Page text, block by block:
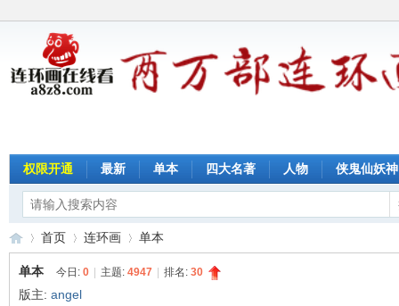
权限开通 最新 单本 四大名著 人物 侠鬼仙妖神
首页 连环画 单本
单本 今日: 0 主题: 4947 排名: 30
版主: angel